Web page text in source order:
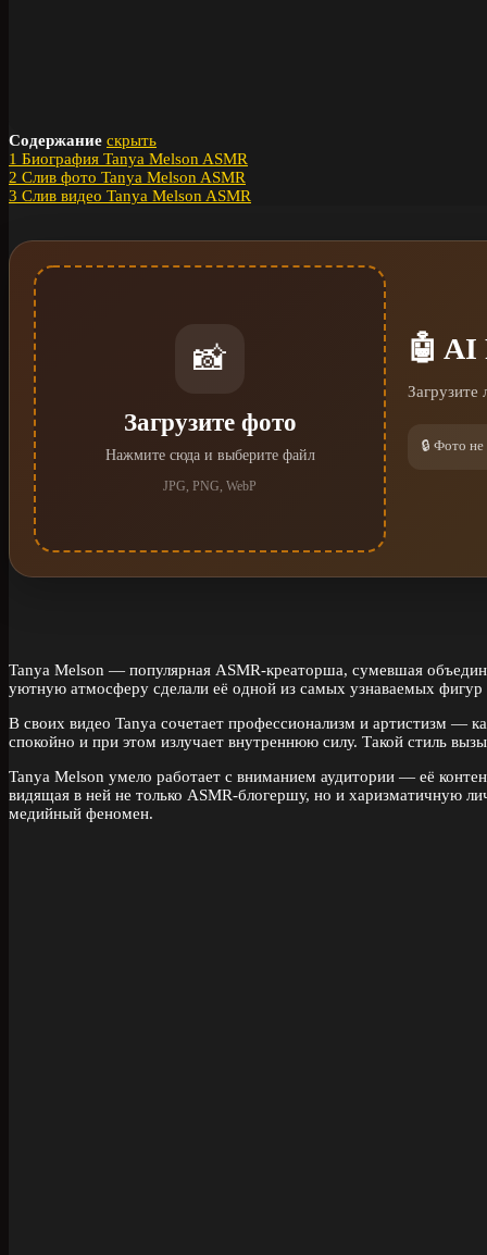
Содержание скрыть
1 Биография Tanya Melson ASMR
2 Слив фото Tanya Melson ASMR
3 Слив видео Tanya Melson ASMR
📸
Загрузите фото
Нажмите сюда и выберите файл
JPG, PNG, WebP
🤖 AI
Загрузите
🔒 Фото не
Tanya Melson — популярная ASMR-креаторша, сумевшая
уютную атмосферу сделали её одной из самых узнаваемых
В своих видео Tanya сочетает профессионализм и артистизм —
спокойно и при этом излучает внутреннюю силу. Такой стиль
Tanya Melson умело работает с вниманием аудитории — её
видящая в ней не только ASMR-блогершу, но и харизматичную
медийный феномен.